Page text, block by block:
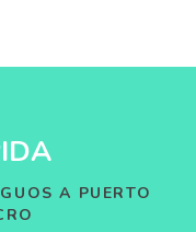
A PUERTO